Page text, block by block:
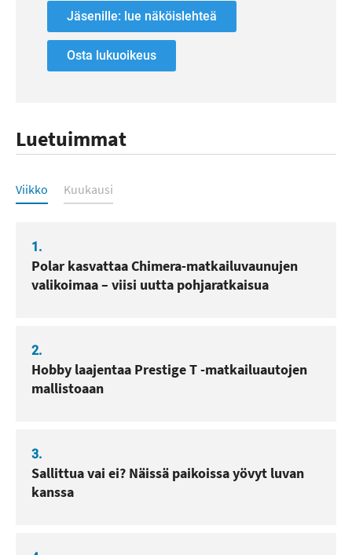
Jäsenille: lue näköislehteä
Osta lukuoikeus
Luetuimmat
Luetuimmat
Viikko Kuukausi
1.
Polar kasvattaa Chimera-matkailuvaunujen
valikoimaa – viisi uutta pohjaratkaisua
2.
Hobby laajentaa Prestige T -matkailuautojen
mallistoaan
3.
Sallittua vai ei? Näissä paikoissa yövyt luvan
kanssa